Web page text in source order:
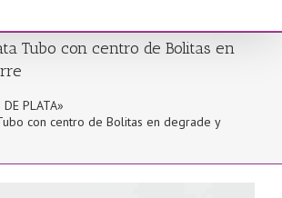
Tubo con centro de Bolitas en
DE PLATA»
con centro de Bolitas en degrade y